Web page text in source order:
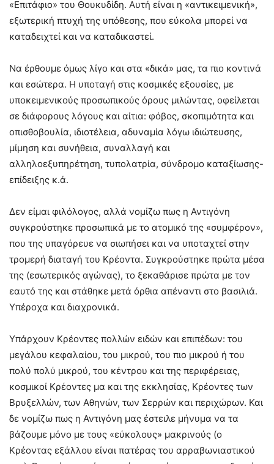
«Επιτάφιο» του Θουκυδίδη. Αυτή είναι η «αντικειμενική»,
εξωτερική πτυχή της υπόθεσης, που εύκολα μπορεί να
καταδειχτεί και να καταδικαστεί.
Να έρθουμε όμως λίγο και στα «δικά» μας, τα πιο κοντινά
και εσώτερα. Η υποταγή στις κοσμικές εξουσίες, με
υποκειμενικούς προσωπικούς όρους μιλώντας, οφείλεται
σε διάφορους λόγους και αίτια: φόβος, σκοπιμότητα και
οπισθοβουλία, ιδιοτέλεια, αδυναμία λόγω ιδιώτευσης,
μίμηση και συνήθεια, συναλλαγή και
αλληλοεξυπηρέτηση, τυπολατρία, σύνδρομο καταξίωσης-
επίδειξης κ.ά.
Δεν είμαι φιλόλογος, αλλά νομίζω πως η Αντιγόνη
συγκρούστηκε προσωπικά με το ατομικό της «συμφέρον»,
που της υπαγόρευε να σιωπήσει και να υποταχτεί στην
τρομερή διαταγή του Κρέοντα. Συγκρούστηκε πρώτα μέσα
της (εσωτερικός αγώνας), το ξεκαθάρισε πρώτα με τον
εαυτό της και στάθηκε μετά όρθια απέναντι στο βασιλιά.
Υπέροχα και διαχρονικά.
Υπάρχουν Κρέοντες πολλών ειδών και επιπέδων: του
μεγάλου κεφαλαίου, του μικρού, του πιο μικρού ή του
πολύ πολύ μικρού, του κέντρου και της περιφέρειας,
κοσμικοί Κρέοντες μα και της εκκλησίας, Κρέοντες των
Βρυξελλών, των Αθηνών, των Σερρών και περιχώρων. Και
δε νομίζω πως η Αντιγόνη μας έστειλε μήνυμα να τα
βάζουμε μόνο με τους «εύκολους» μακρινούς (ο
Κρέοντας εξάλλου είναι πατέρας του αρραβωνιαστικού